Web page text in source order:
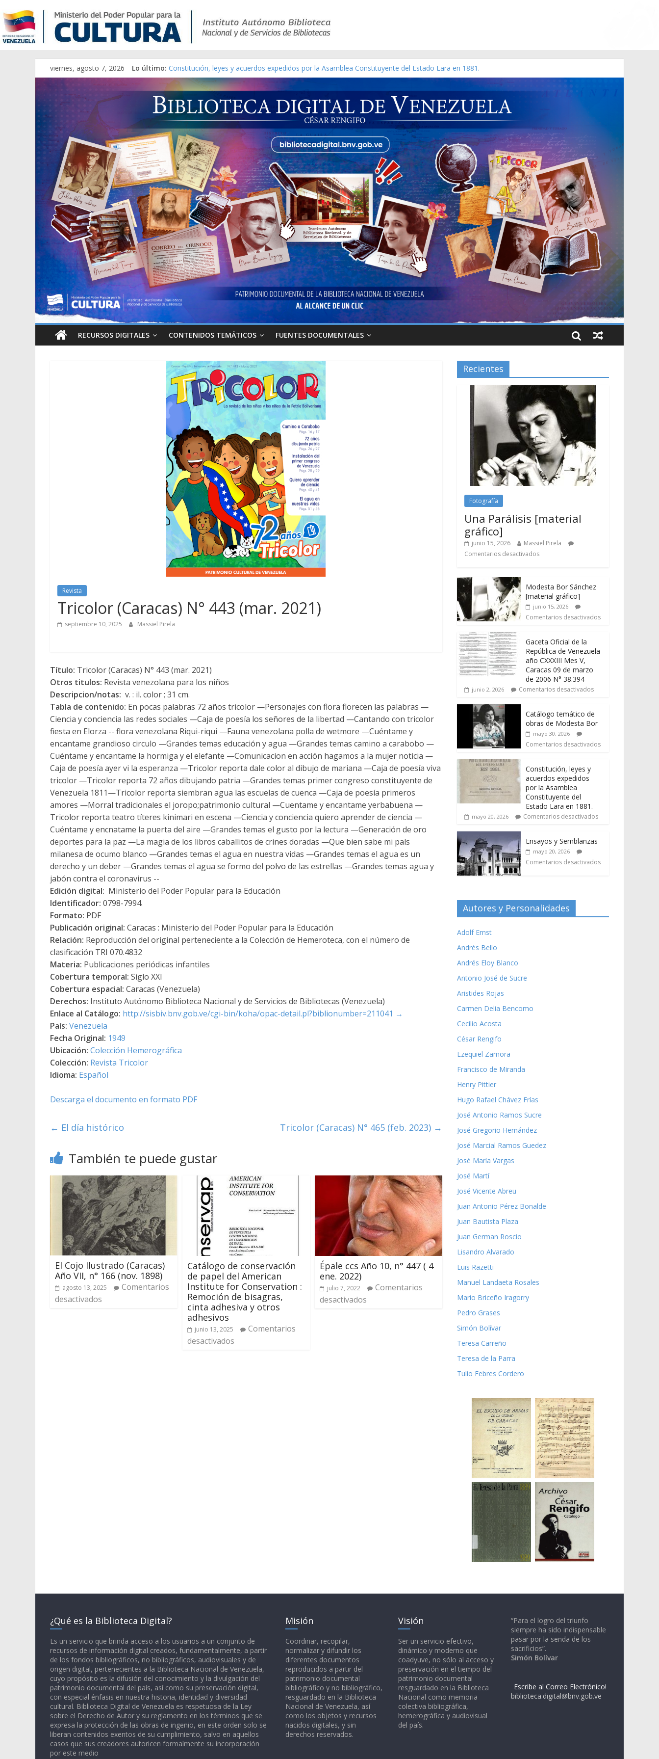
viernes, agosto 7, 2026 Lo último: Constitución, leyes y acuerdos expedidos por la Asamblea Constituyente del Estado Lara en 1881.
Una Parálisis [material gráfico]
Modesta Bor Sánchez [material gráfico]
Gaceta Oficial de la República de Venezuela año CXXXIII Mes V, Caracas 09 de marzo de 2006 N° 38.394
Catálogo temático de obras de Modesta Bor
RECURSOS DIGITALES CONTENIDOS TEMÁTICOS FUENTES DOCUMENTALES
Revista
Tricolor (Caracas) N° 443 (mar. 2021)
septiembre 10, 2025 Massiel Pirela
Título: Tricolor (Caracas) N° 443 (mar. 2021)
Otros titulos: Revista venezolana para los niños
Descripcion/notas: v. : il. color ; 31 cm.
Tabla de contenido: En pocas palabras 72 años tricolor —Personajes con flora florecen las palabras —
Ciencia y conciencia las redes sociales —Caja de poesía los señores de la libertad —Cantando con tricolor
fiesta en Elorza -- flora venezolana Riqui-riqui —Fauna venezolana polla de wetmore —Cuéntame y
encantame grandioso circulo —Grandes temas educación y agua —Grandes temas camino a carabobo —
Cuéntame y encantame la hormiga y el elefante —Comunicacion en acción hagamos a la mujer noticia —
Caja de poesía ayer vi la esperanza —Tricolor reporta dale color al dibujo de mariana —Caja de poesía viva
tricolor —Tricolor reporta 72 años dibujando patria —Grandes temas primer congreso constituyente de
Venezuela 1811—Tricolor reporta siembran agua las escuelas de cuenca —Caja de poesía primeros
amores —Morral tradicionales el joropo;patrimonio cultural —Cuentame y encantame yerbabuena —
Tricolor reporta teatro títeres kinimari en escena —Ciencia y conciencia quiero aprender de ciencia —
Cuéntame y encnatame la puerta del aire —Grandes temas el gusto por la lectura —Generación de oro
deportes para la paz —La magia de los libros caballitos de crines doradas —Que bien sabe mi país
milanesa de ocumo blanco —Grandes temas el agua en nuestra vidas —Grandes temas el agua es un
derecho y un deber —Grandes temas el agua se formo del polvo de las estrellas —Grandes temas agua y
jabón contra el coronavirus --
Edición digital: Ministerio del Poder Popular para la Educación
Identificador: 0798-7994.
Formato: PDF
Publicación original: Caracas : Ministerio del Poder Popular para la Educación
Relación: Reproducción del original perteneciente a la Colección de Hemeroteca, con el número de
clasificación TRI 070.4832
Materia: Publicaciones periódicas infantiles
Cobertura temporal: Siglo XXI
Cobertura espacial: Caracas (Venezuela)
Derechos: Instituto Autónomo Biblioteca Nacional y de Servicios de Bibliotecas (Venezuela)
Enlace al Catálogo: http://sisbiv.bnv.gob.ve/cgi-bin/koha/opac-detail.pl?biblionumber=211041 →
País: Venezuela
Fecha Original: 1949
Ubicación: Colección Hemerográfica
Colección: Revista Tricolor
Idioma: Español
Descarga el documento en formato PDF
← El día histórico Tricolor (Caracas) N° 465 (feb. 2023) →
También te puede gustar
El Cojo Ilustrado (Caracas)
Año VII, n° 166 (nov. 1898)
agosto 13, 2025
Comentarios
desactivados
Catálogo de conservación
de papel del American
Institute for Conservation :
Remoción de bisagras,
cinta adhesiva y otros
adhesivos
junio 13, 2025
Comentarios
desactivados
Épale ccs Año 10, n° 447 ( 4
ene. 2022)
julio 7, 2022
Comentarios
desactivados
Recientes
Fotografía
Una Parálisis [material
gráfico]
junio 15, 2026
Massiel Pirela
Comentarios desactivados
Modesta Bor Sánchez
[material gráfico]
junio 15, 2026
Comentarios desactivados
Gaceta Oficial de la
República de Venezuela
año CXXXIII Mes V,
Caracas 09 de marzo
de 2006 N° 38.394
junio 2, 2026 Comentarios desactivados
Catálogo temático de
obras de Modesta Bor
mayo 30, 2026
Comentarios desactivados
Constitución, leyes y
acuerdos expedidos
por la Asamblea
Constituyente del
Estado Lara en 1881.
mayo 20, 2026 Comentarios desactivados
Ensayos y Semblanzas
mayo 20, 2026
Comentarios desactivados
Autores y Personalidades
Adolf Ernst
Andrés Bello
Andrés Eloy Blanco
Antonio José de Sucre
Aristides Rojas
Carmen Delia Bencomo
Cecilio Acosta
César Rengifo
Ezequiel Zamora
Francisco de Miranda
Henry Pittier
Hugo Rafael Chávez Frías
José Antonio Ramos Sucre
José Gregorio Hernández
José Marcial Ramos Guedez
José María Vargas
José Martí
José Vicente Abreu
Juan Antonio Pérez Bonalde
Juan Bautista Plaza
Juan German Roscio
Lisandro Alvarado
Luis Razetti
Manuel Landaeta Rosales
Mario Briceño Iragorry
Pedro Grases
Simón Bolívar
Teresa Carreño
Teresa de la Parra
Tulio Febres Cordero
¿Qué es la Biblioteca Digital?
Es un servicio que brinda acceso a los usuarios a un conjunto de
recursos de información digital creados, fundamentalmente, a partir
de los fondos bibliográficos, no bibliográficos, audiovisuales y de
origen digital, pertenecientes a la Biblioteca Nacional de Venezuela,
cuyo propósito es la difusión del conocimiento y la divulgación del
patrimonio documental del país, así como su preservación digital,
con especial énfasis en nuestra historia, identidad y diversidad
cultural. Biblioteca Digital de Venezuela es respetuosa de la Ley
sobre el Derecho de Autor y su reglamento en los términos que se
expresa la protección de las obras de ingenio, en este orden solo se
liberan contenidos exentos de su cumplimiento, salvo en aquellos
casos que sus creadores autoricen formalmente su incorporación
por este medio
Misión
Coordinar, recopilar,
normalizar y difundir los
diferentes documentos
reproducidos a partir del
patrimonio documental
bibliográfico y no bibliográfico,
resguardado en la Biblioteca
Nacional de Venezuela, así
como los objetos y recursos
nacidos digitales, y sin
derechos reservados.
Visión
Ser un servicio efectivo,
dinámico y moderno que
coadyuve, no sólo al acceso y
preservación en el tiempo del
patrimonio documental
resguardado en la Biblioteca
Nacional como memoria
colectiva bibliográfica,
hemerográfica y audiovisual
del país.
“Para el logro del triunfo
siempre ha sido indispensable
pasar por la senda de los
sacrificios”.
Simón Bolívar
Escribe al Correo Electrónico!
biblioteca.digital@bnv.gob.ve